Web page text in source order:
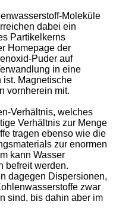
Moleküle
dabei ein
Partikelkerns
Homepage der
Puder auf
in eine
ist. Magnetische
vornherein mit.
Verhältnis, welches
Verhältnis zur Menge
tragen ebenso wie die
zur enormen
kann Wasser
befreit werden.
dagegen Dispersionen,
zwar
sind, bis dahin aber im